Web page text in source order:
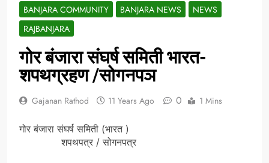
BANJARA COMMUNITY BANJARA NEWS
NEWS
RAJBANJARA
गोर बंजारा संघर्ष समिती भारत-
शपथग्रहण /सोगनपञ
Gajanan Rathod 11 Years Ago 0 1 Mins
गोर बंजारा संघर्ष समिती (भारत )
शपथपत्र / सोगनपत्र